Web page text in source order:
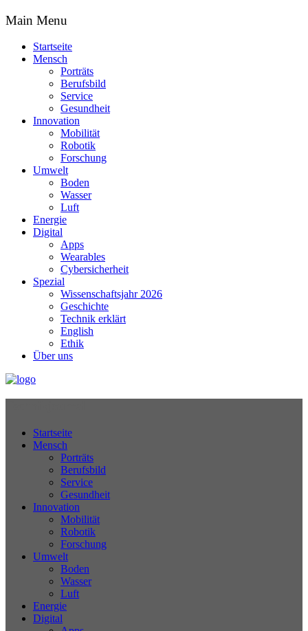
Main Menu
Startseite
Mensch
Porträts
Berufsbild
Service
Gesundheit
Innovation
Mobilität
Robotik
Forschung
Umwelt
Boden
Wasser
Luft
Energie
Digital
Apps
Wearables
Cybersicherheit
Spezial
Wissenschaftsjahr 2026
Geschichte
Technik erklärt
English
Ethik
Über uns
Startseite
Mensch
Porträts
Berufsbild
Service
Gesundheit
Innovation
Mobilität
Robotik
Forschung
Umwelt
Boden
Wasser
Luft
Energie
Digital